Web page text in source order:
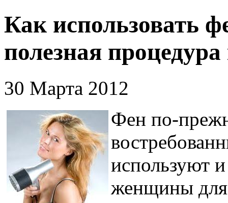
Как использовать
полезная
30 Марта 2012
Фен по-
используют
женщины для